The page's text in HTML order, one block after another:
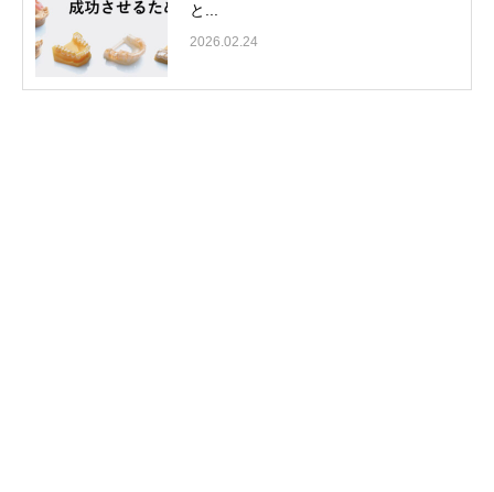
と...
2026.02.24